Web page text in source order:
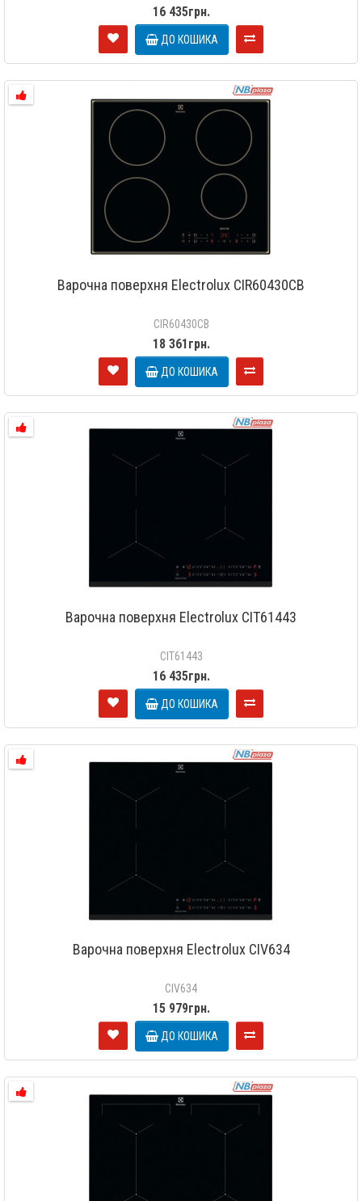
16 435грн.
ДО КОШИКА
Варочна поверхня Electrolux CIR60430CB
CIR60430CB
18 361грн.
ДО КОШИКА
Варочна поверхня Electrolux CIT61443
CIT61443
16 435грн.
ДО КОШИКА
Варочна поверхня Electrolux CIV634
CIV634
15 979грн.
ДО КОШИКА